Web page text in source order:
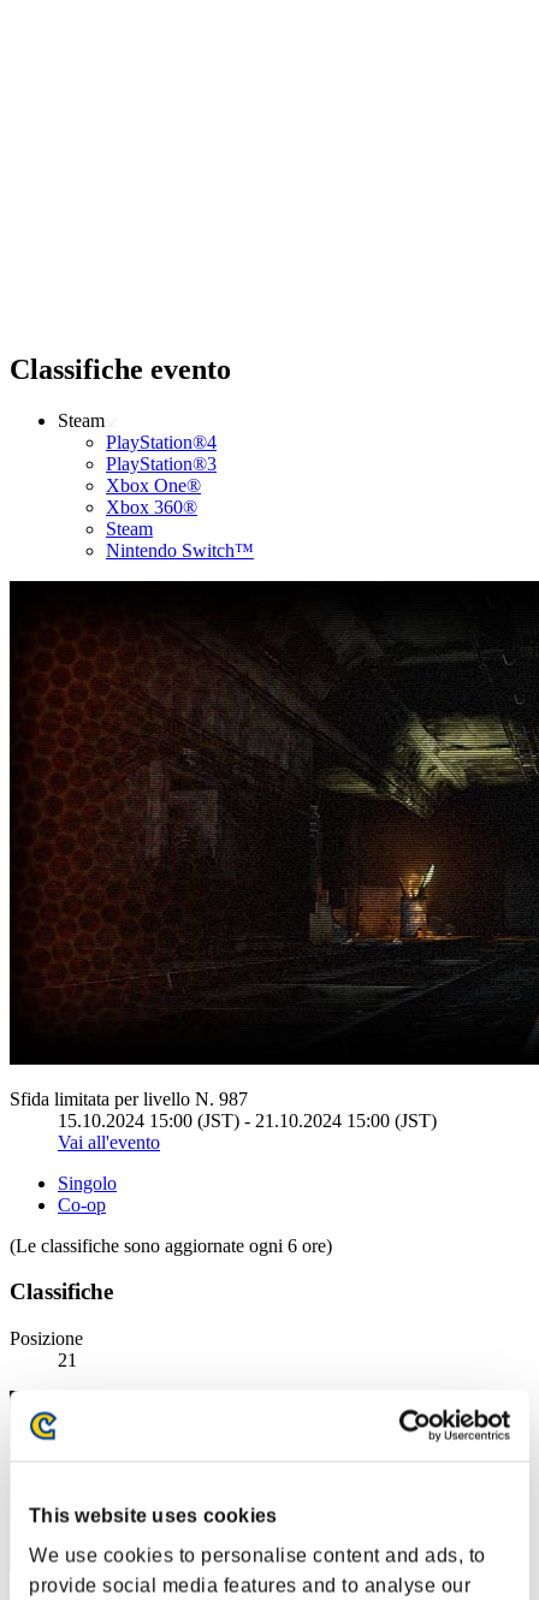
This website uses cookies
We use cookies to personalise content and ads, to
provide social media features and to analyse our
Classifiche evento
Steam
PlayStation®4
PlayStation®3
Xbox One®
Xbox 360®
Steam
Nintendo Switch™
Sfida limitata per livello N. 987
15.10.2024 15:00 (JST) - 21.10.2024 15:00 (JST)
Vai all'evento
Singolo
Co-op
(Le classifiche sono aggiornate ogni 6 ore)
Classifiche
Posizione
21